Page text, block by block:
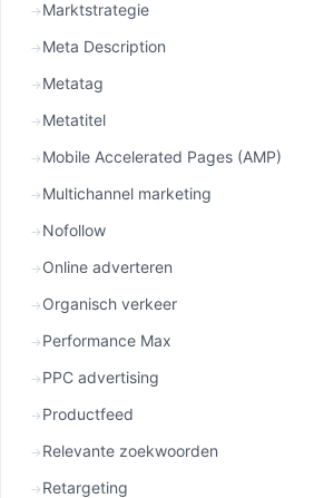
Marktstrategie
Meta Description
Metatag
Metatitel
Mobile Accelerated Pages (AMP)
Multichannel marketing
Nofollow
Online adverteren
Organisch verkeer
Performance Max
PPC advertising
Productfeed
Relevante zoekwoorden
Retargeting